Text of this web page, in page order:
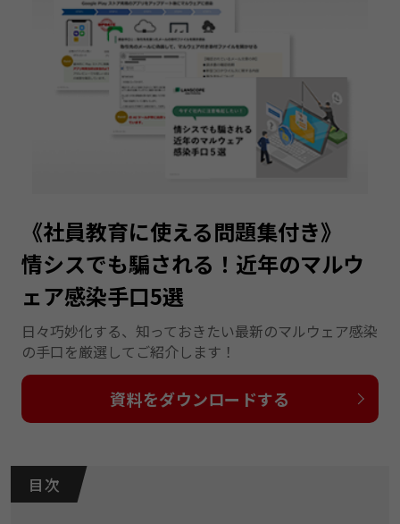
《社員教育に使える問題集付き》
情シスでも騙される！近年のマルウ
ェア感染手口5選
日々巧妙化する、知っておきたい最新のマルウェア感染
の手口を厳選してご紹介します！
資料をダウンロードする
目 次